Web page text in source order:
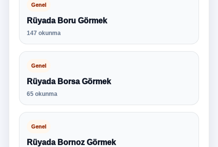
Genel
Rüyada Boru Görmek
147 okunma
Genel
Rüyada Borsa Görmek
65 okunma
Genel
Rüyada Bornoz Görmek